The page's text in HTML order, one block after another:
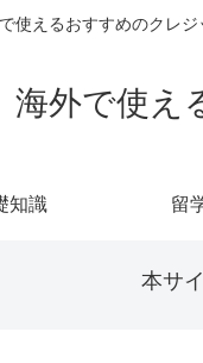
使えるおすすめのクレ
海外で使え
知識 留
本サ